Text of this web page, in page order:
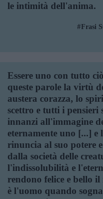
le intimità dell'anima.
Frasi
Essere uno con tutto
queste parole la virtù
austera corazza, lo
scettro e tutti i pensieri
innanzi all'immagine
eternamente uno [...] e
rinuncia al suo potere
dalla società delle
l'indissolubilità e
rendono felice e bello
è l'uomo quando